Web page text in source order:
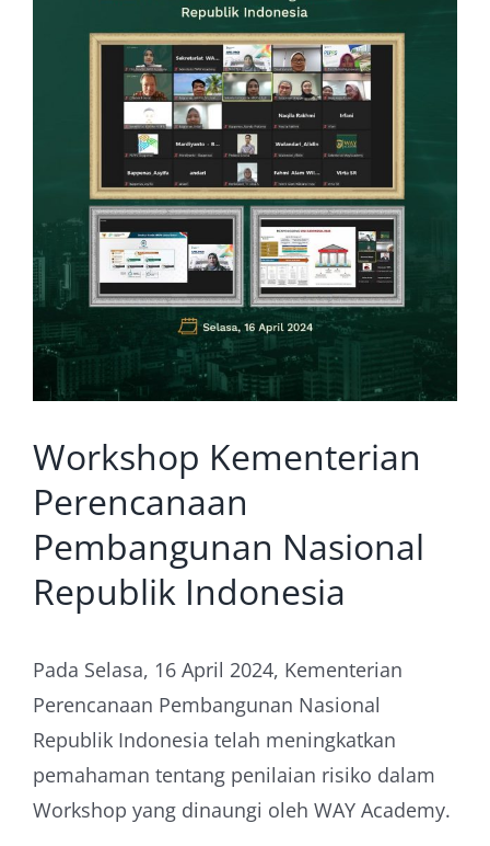
Workshop Kementerian
Perencanaan
Pembangunan Nasional
Republik Indonesia
Pada Selasa, 16 April 2024, Kementerian
Perencanaan Pembangunan Nasional
Republik Indonesia telah meningkatkan
pemahaman tentang penilaian risiko dalam
Workshop yang dinaungi oleh WAY Academy.